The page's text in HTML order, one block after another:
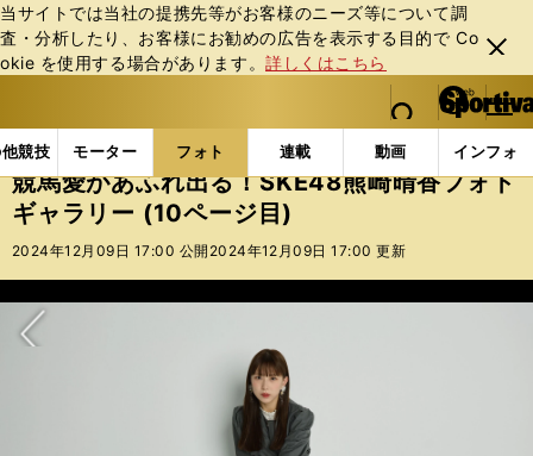
当サイトでは当社の提携先等がお客様のニーズ等について調
査・分析したり、お客様にお勧めの広告を表⽰する⽬的で Co
okie を使⽤する場合があります。詳しくはこちら
閉じ
る
web Sportiva (webスポルティーバ)
検索
マイペ
ー
ジ
メニュ
競技 モーター フォト 連載 動画 インフォ
b
ス
ポ
ル
バ
フォトギャラリー 競馬愛があふれ出る！SKE48熊崎
競馬愛があふれ出る！SKE48熊崎晴香フォト
ギャラリー (10ページ目)
2024年12月09日 17:00 公開 2024年12月09日 17:00 更新